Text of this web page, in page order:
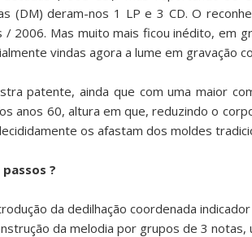
(DM) deram-nos 1 LP e 3 CD. O
/ 2006. Mas muito mais ficou inédito, em
vindas agora a lume em gravação
patente, ainda que com uma maior
anos 60, altura em que, reduzindo o
os afastam dos moldes
?
da dedilhação coordenada
da melodia por grupos de 3